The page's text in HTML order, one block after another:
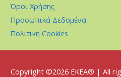
Όροι Χρήσης
Προσωπικά Δεδομένα
Πολιτική Cookies
Copyright ©2026 EKEA® | All